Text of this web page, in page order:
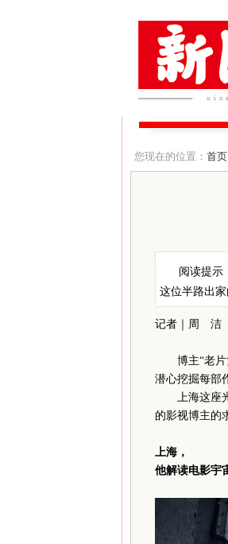
您现在的位置： 首页
阅读提示
这位半路出家
记者｜周 洁
博主“老
潜心挖掘每部
上海这座光
的影视博主的
上海，
他解读电影宇